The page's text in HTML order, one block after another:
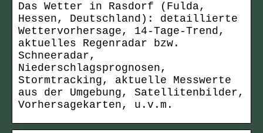
Das Wetter in Rasdorf (Fulda,
Hessen, Deutschland): detaillierte
Wettervorhersage, 14-Tage-Trend,
aktuelles Regenradar bzw.
Schneeradar,
Niederschlagsprognosen,
Stormtracking, aktuelle Messwerte
aus der Umgebung, Satellitenbilder,
Vorhersagekarten, u.v.m.